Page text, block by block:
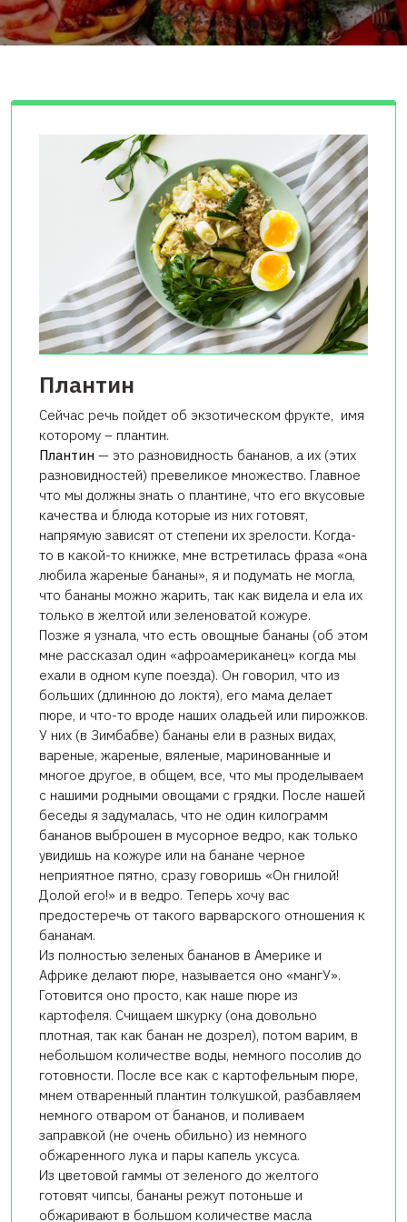
Плантин
Сейчас речь пойдет об экзотическом фрукте, имя
которому – плантин.
Плантин — это разновидность бананов, а их (этих
разновидностей) превеликое множество. Главное
что мы должны знать о плантине, что его вкусовые
качества и блюда которые из них готовят,
напрямую зависят от степени их зрелости. Когда-
то в какой-то книжке, мне встретилась фраза «она
любила жареные бананы», я и подумать не могла,
что бананы можно жарить, так как видела и ела их
только в желтой или зеленоватой кожуре.
Позже я узнала, что есть овощные бананы (об этом
мне рассказал один «афроамериканец» когда мы
ехали в одном купе поезда). Он говорил, что из
больших (длинною до локтя), его мама делает
пюре, и что-то вроде наших оладьей или пирожков.
У них (в Зимбабве) бананы ели в разных видах,
вареные, жареные, вяленые, маринованные и
многое другое, в общем, все, что мы проделываем
с нашими родными овощами с грядки. После нашей
беседы я задумалась, что не один килограмм
бананов выброшен в мусорное ведро, как только
увидишь на кожуре или на банане черное
неприятное пятно, сразу говоришь «Он гнилой!
Долой его!» и в ведро. Теперь хочу вас
предостеречь от такого варварского отношения к
бананам.
Из полностью зеленых бананов в Америке и
Африке делают пюре, называется оно «мангУ».
Готовится оно просто, как наше пюре из
картофеля. Счищаем шкурку (она довольно
плотная, так как банан не дозрел), потом варим, в
небольшом количестве воды, немного посолив до
готовности. После все как с картофельным пюре,
мнем отваренный плантин толкушкой, разбавляем
немного отваром от бананов, и поливаем
заправкой (не очень обильно) из немного
обжаренного лука и пары капель уксуса.
Из цветовой гаммы от зеленого до желтого
готовят чипсы, бананы режут потоньше и
обжаривают в большом количестве масла